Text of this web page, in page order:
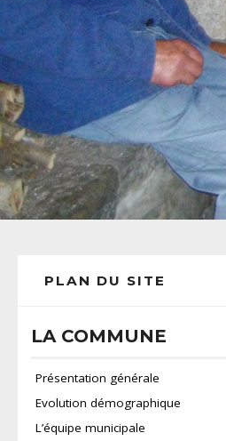
PLAN DU SITE
LA COMMUNE
Présentation générale
Evolution démographique
L’équipe municipale